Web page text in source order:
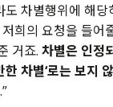
도 차별행위에 해
희의 요청을 들어
거죠. 차별은 인정
차별‘로는 보지
.”